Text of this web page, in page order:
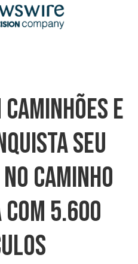
E
Seu
Caminho
5.600